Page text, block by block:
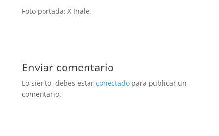
Foto portada: X Inale.
Enviar comentario
Lo siento, debes estar conectadopara publicar un
comentario.